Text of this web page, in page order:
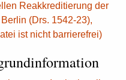
Reakkreditierung der
(Drs. 1542-23),
ist nicht barrierefrei)